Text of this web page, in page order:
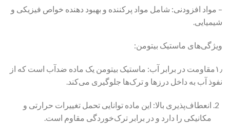
– مواد افزودنی: شامل مواد پرکننده و بهبود دهنده خواص فیزیکی و
شیمیایی.
ویژگی‌های ماستیک بیتومن:
۱٫مقاومت در برابر آب: ماستیک بیتومن یک ماده ضدآب است که از
نفوذ آب به داخل درزها و ترک‌ها جلوگیری می‌کند.
انعطاف‌پذیری بالا: این ماده توانایی تحمل تغییرات حرارتی و
مکانیکی را دارد و در برابر ترک‌خوردگی مقاوم است.